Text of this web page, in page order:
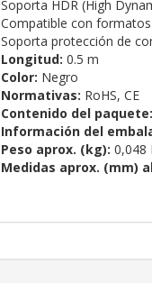
Soporta HDR (High
Compatible con
Soporta protección de
Longitud: 0.5 m
Color: Negro
Normativas: RoHS, CE
Contenido del paquete:
Información del
Peso aprox. (kg): 0,048
Medidas aprox. (mm)